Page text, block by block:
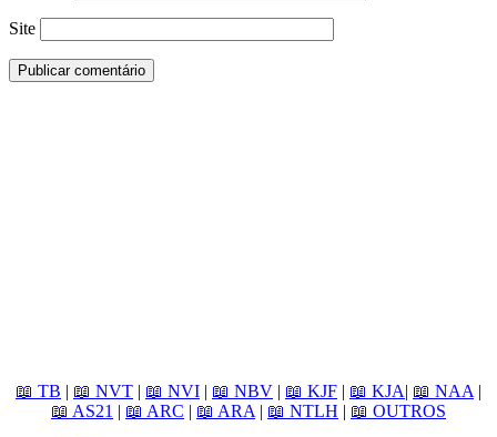
Site
📖 TB | 📖 NVT | 📖 NVI | 📖 NBV | 📖 KJF | 📖 KJA| 📖 NAA |
📖 AS21 | 📖 ARC | 📖 ARA | 📖 NTLH | 📖 OUTROS